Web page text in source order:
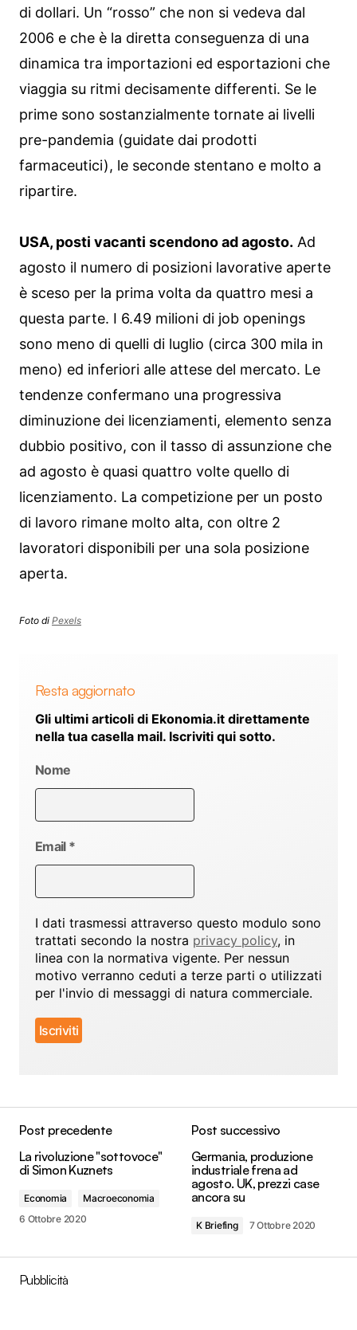
di dollari. Un “rosso” che non si vedeva dal
2006 e che è la diretta conseguenza di una
dinamica tra importazioni ed esportazioni che
viaggia su ritmi decisamente differenti. Se le
prime sono sostanzialmente tornate ai livelli
pre-pandemia (guidate dai prodotti
farmaceutici), le seconde stentano e molto a
ripartire.
USA, posti vacanti scendono ad agosto. Ad
agosto il numero di posizioni lavorative aperte
è sceso per la prima volta da quattro mesi a
questa parte. I 6.49 milioni di job openings
sono meno di quelli di luglio (circa 300 mila in
meno) ed inferiori alle attese del mercato. Le
tendenze confermano una progressiva
diminuzione dei licenziamenti, elemento senza
dubbio positivo, con il tasso di assunzione che
ad agosto è quasi quattro volte quello di
licenziamento. La competizione per un posto
di lavoro rimane molto alta, con oltre 2
lavoratori disponibili per una sola posizione
aperta.
Foto di Pexels
Resta aggiornato
Gli ultimi articoli di Ekonomia.it direttamente
nella tua casella mail. Iscriviti qui sotto.
Nome
Email *
I dati trasmessi attraverso questo modulo sono
trattati secondo la nostra privacy policy, in
linea con la normativa vigente. Per nessun
motivo verranno ceduti a terze parti o utilizzati
per l'invio di messaggi di natura commerciale.
Post precedente
La rivoluzione "sottovoce"
di Simon Kuznets
Economia
Macroeconomia
6 Ottobre 2020
Post successivo
Germania, produzione
industriale frena ad
agosto. UK, prezzi case
ancora su
K Briefing 7 Ottobre 2020
Pubblicità